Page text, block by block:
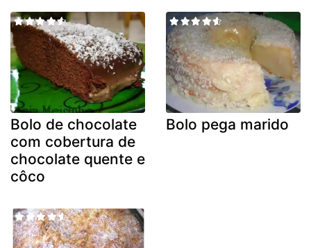
Bolo de chocolate
com cobertura de
chocolate quente e
côco
Bolo pega marido